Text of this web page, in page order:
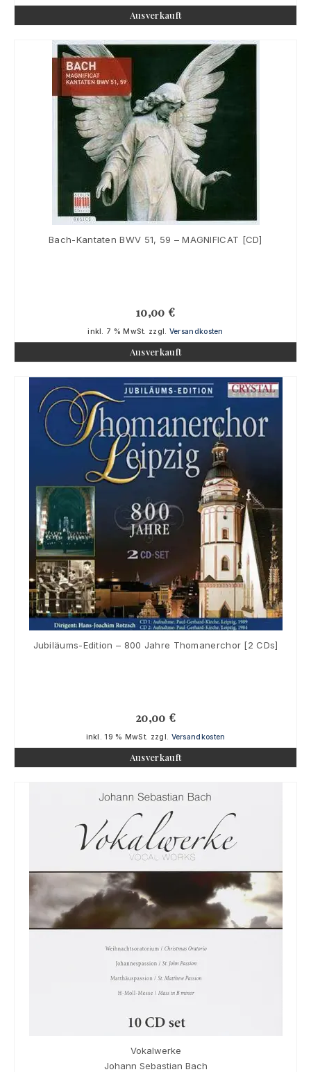
Ausverkauft
Bach-Kantaten BWV 51, 59 – MAGNIFICAT [CD]
10,00 €
inkl. 7 % MwSt. zzgl. Versandkosten
Ausverkauft
Jubiläums-Edition – 800 Jahre Thomanerchor [2 CDs]
20,00 €
inkl. 19 % MwSt. zzgl. Versandkosten
Ausverkauft
Vokalwerke
Johann Sebastian Bach